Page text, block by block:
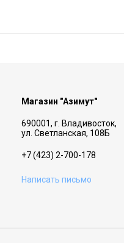
Магазин "Азимут"
690001, г. Владивосток,
ул. Светланская, 108Б
+7 (423) 2-700-178
Написать письмо